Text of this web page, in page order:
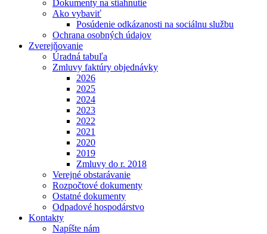
Dokumenty na stiahnutie
Ako vybaviť
Posúdenie odkázanosti na sociálnu službu
Ochrana osobných údajov
Zverejňovanie
Úradná tabuľa
Zmluvy faktúry objednávky
2026
2025
2024
2023
2022
2021
2020
2019
Zmluvy do r. 2018
Verejné obstarávanie
Rozpočtové dokumenty
Ostatné dokumenty
Odpadové hospodárstvo
Kontakty
Napíšte nám